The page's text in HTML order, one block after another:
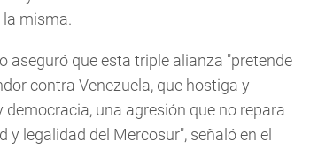
la misma.
aseguró que esta triple alianza "pretende
contra Venezuela, que hostiga y
una agresión que no repara
legalidad del Mercosur", señaló en el